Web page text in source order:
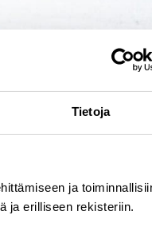
Tietoja
ja
ja erilliseen rekisteriin.
parhaasta
mäestä viime